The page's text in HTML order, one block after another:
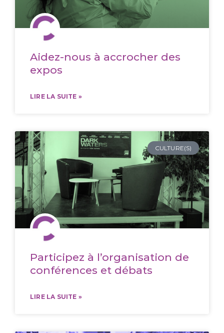
Aidez-nous à accrocher des
expos
LIRE LA SUITE »
CULTURE(S)
Participez à l’organisation de
conférences et débats
LIRE LA SUITE »